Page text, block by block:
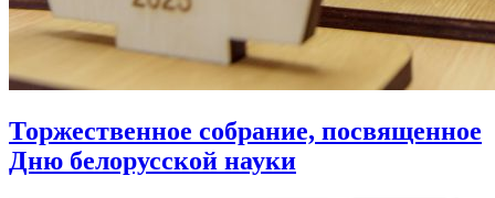
Торжественное собрание, посвященное
Дню белорусской науки